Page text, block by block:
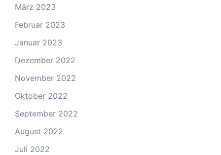
März 2023
Februar 2023
Januar 2023
Dezember 2022
November 2022
Oktober 2022
September 2022
August 2022
Juli 2022